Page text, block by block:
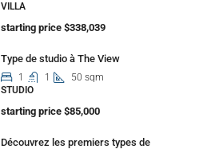
VILLA
starting price $338,039
Type de studio à The View
1 1
50 sqm
STUDIO
starting price $85,000
Découvrez les premiers types de